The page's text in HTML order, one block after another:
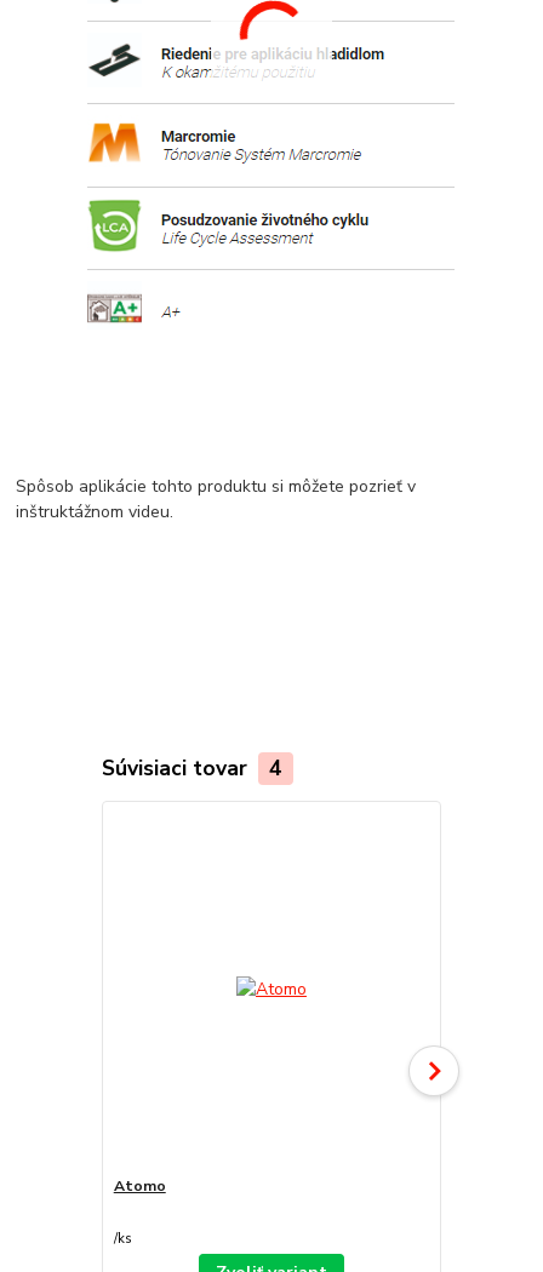
Spôsob aplikácie tohto produktu si môžete pozrieť v
inštruktážnom videu.
Súvisiaci tovar 4
Atomo
/ks